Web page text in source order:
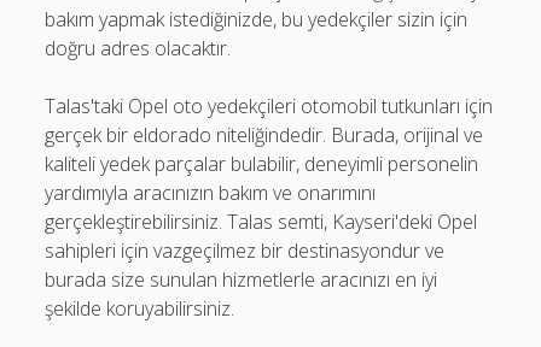
bakım yapmak istediğinizde, bu yedekçiler sizin için
doğru adres olacaktır.
Talas'taki Opel oto yedekçileri otomobil tutkunları için
gerçek bir eldorado niteliğindedir. Burada, orijinal ve
kaliteli yedek parçalar bulabilir, deneyimli personelin
yardımıyla aracınızın bakım ve onarımını
gerçekleştirebilirsiniz. Talas semti, Kayseri'deki Opel
sahipleri için vazgeçilmez bir destinasyondur ve
burada size sunulan hizmetlerle aracınızı en iyi
şekilde koruyabilirsiniz.